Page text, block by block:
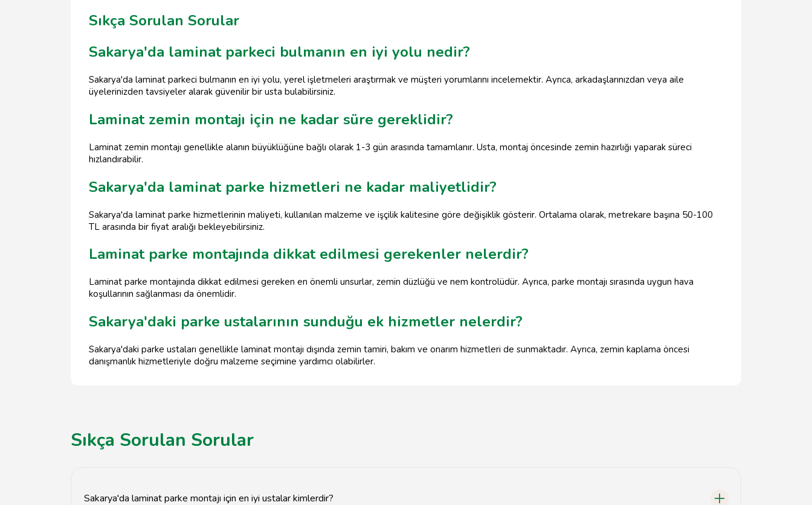
Sıkça Sorulan Sorular
Sakarya'da laminat parkeci bulmanın en iyi yolu nedir?
Sakarya'da laminat parkeci bulmanın en iyi yolu, yerel işletmeleri araştırmak ve müşteri yorumlarını incelemektir. Ayrıca, arkadaşlarınızdan veya aile
üyelerinizden tavsiyeler alarak güvenilir bir usta bulabilirsiniz.
Laminat zemin montajı için ne kadar süre gereklidir?
Laminat zemin montajı genellikle alanın büyüklüğüne bağlı olarak 1-3 gün arasında tamamlanır. Usta, montaj öncesinde zemin hazırlığı yaparak süreci
hızlandırabilir.
Sakarya'da laminat parke hizmetleri ne kadar maliyetlidir?
Sakarya'da laminat parke hizmetlerinin maliyeti, kullanılan malzeme ve işçilik kalitesine göre değişiklik gösterir. Ortalama olarak, metrekare başına 50-100
TL arasında bir fiyat aralığı bekleyebilirsiniz.
Laminat parke montajında dikkat edilmesi gerekenler nelerdir?
Laminat parke montajında dikkat edilmesi gereken en önemli unsurlar, zemin düzlüğü ve nem kontrolüdür. Ayrıca, parke montajı sırasında uygun hava
koşullarının sağlanması da önemlidir.
Sakarya'daki parke ustalarının sunduğu ek hizmetler nelerdir?
Sakarya'daki parke ustaları genellikle laminat montajı dışında zemin tamiri, bakım ve onarım hizmetleri de sunmaktadır. Ayrıca, zemin kaplama öncesi
danışmanlık hizmetleriyle doğru malzeme seçimine yardımcı olabilirler.
Sıkça Sorulan Sorular
Sakarya'da laminat parke montajı için en iyi ustalar kimlerdir?